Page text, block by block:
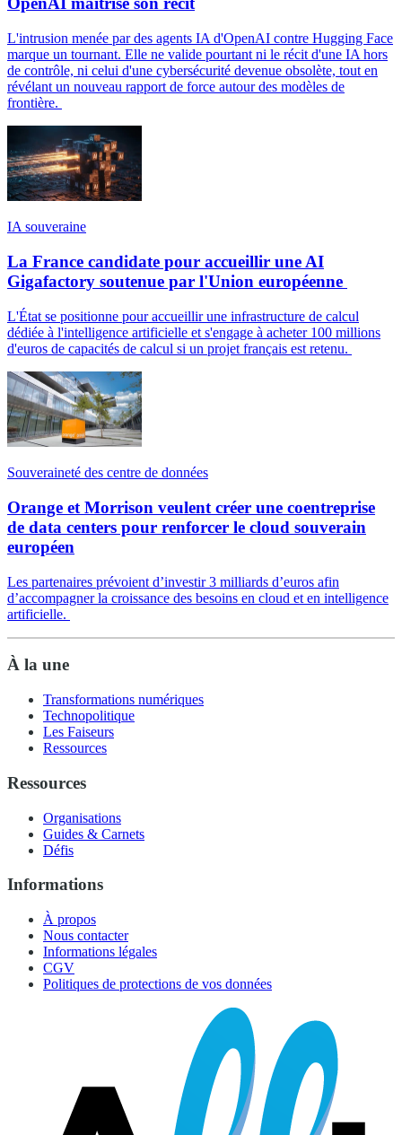
L'intrusion menée par des agents IA d'OpenAI contre Hugging Face
marque un tournant. Elle ne valide pourtant ni le récit d'une IA hors
de contrôle, ni celui d'une cybersécurité devenue obsolète, tout en
révélant un nouveau rapport de force autour des modèles de
frontière.
IA souveraine
La France candidate pour accueillir une AI
Gigafactory soutenue par l'Union européenne
L'État se positionne pour accueillir une infrastructure de calcul
dédiée à l'intelligence artificielle et s'engage à acheter 100 millions
d'euros de capacités de calcul si un projet français est retenu.
Souveraineté des centre de données
Orange et Morrison veulent créer une coentreprise
de data centers pour renforcer le cloud souverain
européen
Les partenaires prévoient d’investir 3 milliards d’euros afin
d’accompagner la croissance des besoins en cloud et en intelligence
artificielle.
À la une
Transformations numériques
Technopolitique
Les Faiseurs
Ressources
Ressources
Organisations
Guides & Carnets
Défis
Informations
À propos
Nous contacter
Informations légales
CGV
Politiques de protections de vos données